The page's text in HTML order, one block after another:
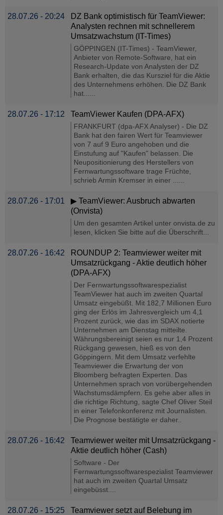
28.07.26 - 20:24
DZ Bank optimistisch für TeamViewer:
Analysten rechnen mit schnellerem
Umsatzwachstum (IT-Times)
GÖPPINGEN (IT-Times) - TeamViewer,
Anbieter von Remote-Software, hat ein
Research-Update von Analysten der DZ
Bank erhalten, die das Kursziel für die Aktie
des Unternehmens erhöhen. Die DZ Bank
hat......
28.07.26 - 17:12 TeamViewer Kaufen (DPA-AFX)
FRANKFURT (dpa-AFX Analyser) - Die DZ
Bank hat den fairen Wert für Teamviewer
von 7 auf 9 Euro angehoben und die
Einstufung auf "Kaufen" belassen. Die
Neupositionierung des Herstellers von
Fernwartungssoftware trage Früchte,
schrieb Armin Kremser in einer ......
28.07.26 - 17:01
▶ TeamViewer: Ausbruch abwarten
(Onvista)
Um den gesamten Artikel unter onvista.de zu
lesen, klicken Sie bitte auf die Überschrift...
28.07.26 - 16:42
ROUNDUP 2: Teamviewer weiter mit
Umsatzrückgang - Aktie deutlich höher
(DPA-AFX)
Der Fernwartungssoftwarespezialist
TeamViewer hat auch im zweiten Quartal
Umsatz eingebüßt. Mit 182,7 Millionen Euro
ging der Erlös im Jahresvergleich um 4,1
Prozent zurück, wie das im SDAX notierte
Unternehmen am Dienstag mitteilte.
Währungsbereinigt seien es nur 1,4 Prozent
Rückgang gewesen, hieß es von den
Göppingern. Mit dem Umsatz verfehlte
Teamviewer die Erwartung der von
Bloomberg befragten Experten. Das
Unternehmen sprach von vorübergehenden
Wachstumsdämpfern. Es gehe aber alles in
die richtige Richtung, sagte Chef Oliver Steil
in einer Telefonkonferenz mit Journalisten.
Die Prognose bestätigte er daher..
28.07.26 - 16:42
Teamviewer weiter mit Umsatzrückgang -
Aktie deutlich höher (Cash)
Software - Der
Fernwartungssoftwarespezialist Teamviewer
hat auch im zweiten Quartal Umsatz
eingebüsst....
28.07.26 - 15:25
Teamviewer setzt auf Belebung im